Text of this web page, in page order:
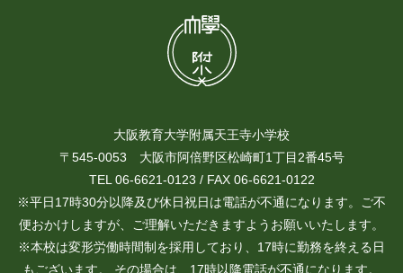
大阪教育大学附属天王寺小学校
〒545-0053 大阪市阿倍野区松崎町1丁目2番45号
TEL 06-6621-0123 / FAX 06-6621-0122
※平日17時30分以降及び休日祝日は電話が不通になります。ご不
便おかけしますが、ご理解いただきますようお願いいたします。
※本校は変形労働時間制を採用しており、17時に勤務を終える日
もございます。 その場合は、17時以降電話が不通になります。